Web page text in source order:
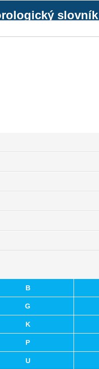
slovník
B
G
K
P
U